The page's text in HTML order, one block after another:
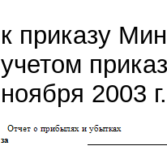
к приказу
учетом
ноября 2003